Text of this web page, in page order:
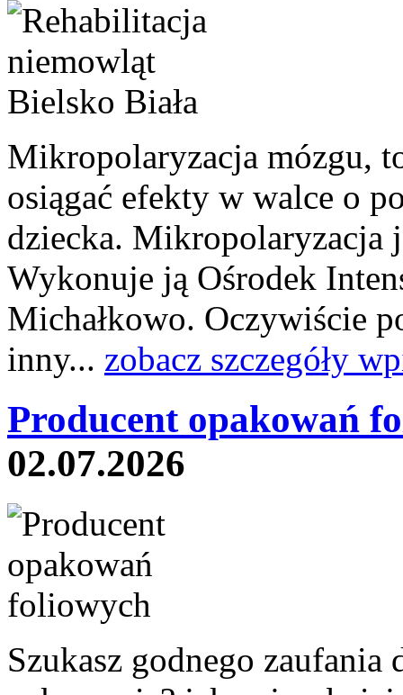
Mikropolaryzacja mózgu,
osiągać efekty w walce o
dziecka. Mikropolaryzacja
Wykonuje ją Ośrodek
Michałkowo. Oczywiście
inny... zobacz szczegóły
Producent opakowań
02.07.2026
Szukasz godnego